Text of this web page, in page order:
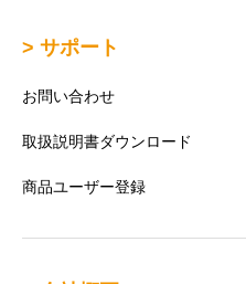
> サポート
お問い合わせ
取扱説明書ダウンロード
商品ユーザー登録